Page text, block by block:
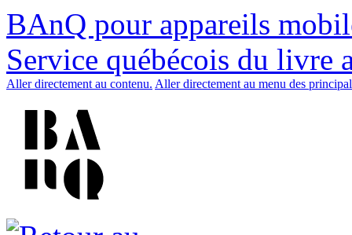
BAnQ pour appareils
Service québécois du livre
Aller directement au contenu. Aller directement au menu des